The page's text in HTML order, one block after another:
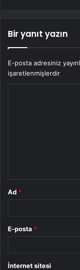
Bir yanıt yazın
E-posta adresiniz
işaretlenmişlerdir
Ad *
E-posta *
İnternet sitesi